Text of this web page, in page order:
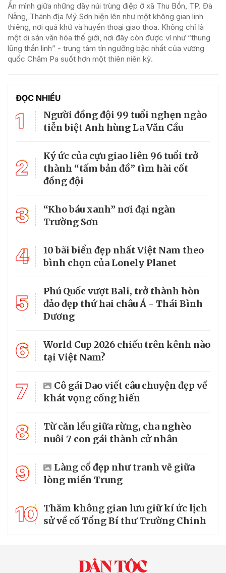
Ẩn mình giữa những dãy núi trùng điệp ở xã Thu Bồn, TP. Đà
Nẵng, Thánh địa Mỹ Sơn hiện lên như một không gian linh
thiêng, nơi quá khứ và huyền thoại giao thoa. Không chỉ là
một di sản văn hóa thế giới, nơi đây còn được ví như “thung
lũng thần linh” - trung tâm tín ngưỡng bậc nhất của vương
quốc Chăm Pa suốt hơn một thiên niên kỷ.
ĐỌC NHIỀU
1
Người đồng đội 99 tuổi nghẹn ngào
tiễn biệt Anh hùng La Văn Cầu
2
Ký ức của cựu giao liên 96 tuổi trở
thành “tấm bản đồ” tìm hài cốt
đồng đội
3
“Kho báu xanh” nơi đại ngàn
Trường Sơn
4
10 bãi biển đẹp nhất Việt Nam theo
bình chọn của Lonely Planet
5
Phú Quốc vượt Bali, trở thành hòn
đảo đẹp thứ hai châu Á - Thái Bình
Dương
6
World Cup 2026 chiếu trên kênh nào
tại Việt Nam?
7
Cô gái Dao viết câu chuyện đẹp về
khát vọng cống hiến
8
Từ căn lều giữa rừng, cha nghèo
nuôi 7 con gái thành cử nhân
9
Làng cổ đẹp như tranh vẽ giữa
lòng miền Trung
10 Thăm không gian lưu giữ kí ức lịch
sử về cố Tổng Bí thư Trường Chinh